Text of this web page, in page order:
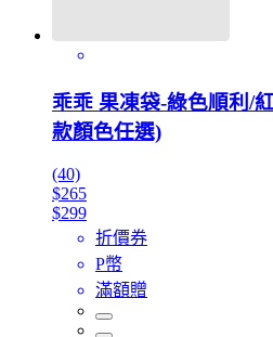
乖乖 果凍袋-綠色順利/
款顏色任選)
(40)
$265
$299
折價券
P幣
滿額贈